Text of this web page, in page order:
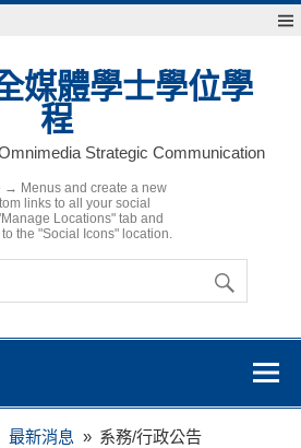
媒體學士學位學
程
Strategic Communication
→ Menus and create a new
links to all your social
Locations" tab and
the "Social Icons" location.
最新消息 系務/行政公告